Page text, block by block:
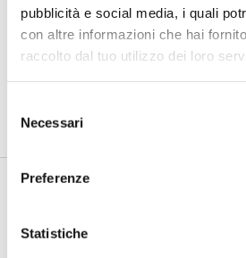
pubblicità e social media, i quali
con altre informazioni che hai
raccolto dal tuo utilizzo dei loro
delNecessari
Preferenze
Statistiche
Garbella (Prometeia):
Cartolarizzazione,
delle filiere
di Flavio Padovan, Maddalena Libertini